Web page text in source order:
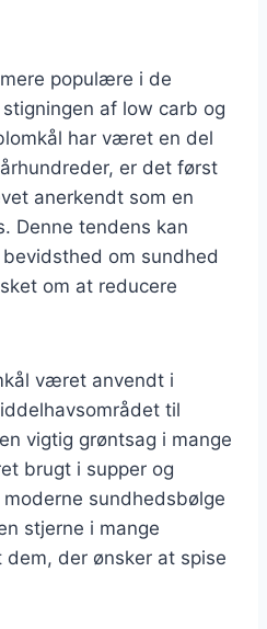
populære i de
af low carb og
har været en del
er det først
anerkendt som en
Denne tendens kan
om sundhed
om at reducere
været anvendt i
til
vigtig grøntsag i mange
brugt i supper og
sundhedsbølge
stjerne i mange
der ønsker at spise